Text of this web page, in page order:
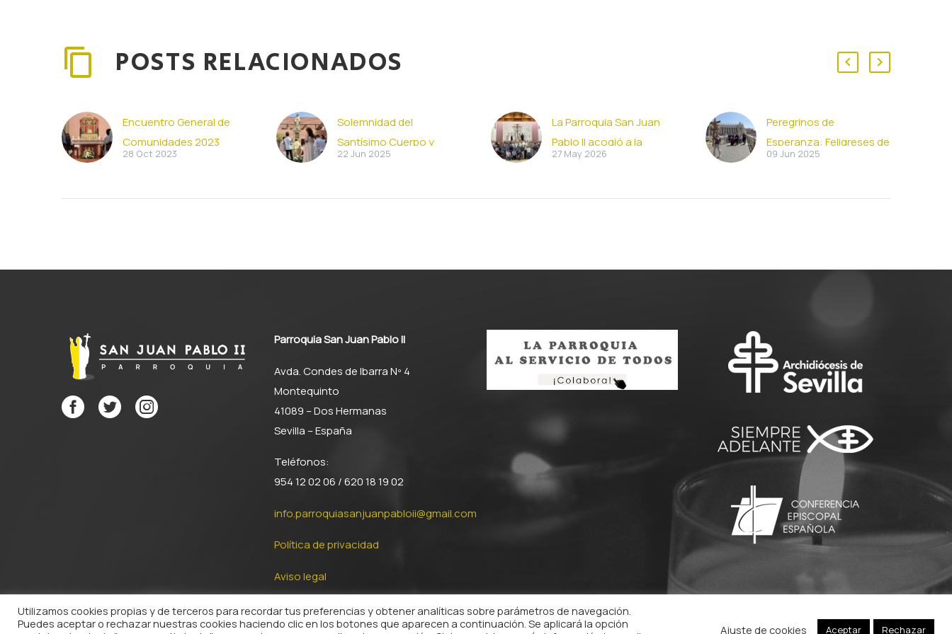
POSTS RELACIONADOS
Encuentro General de
Comunidades 2023
28 Oct 2023
Solemnidad del
Santísimo Cuerpo y
Sangre de Cristo 2025
Pablo II celebró la
22 Jun 2025
La Parroquia San Juan
Pablo II acogió a la
comunidad del
La Parroquia San Juan
27 May 2026
Peregrinos de
Esperanza: Feligreses de
San Juan Pablo II
con motivo del Jubileo
motivo…
09 Jun 2025
Parroquia San Juan Pablo II
Avda. Condes de Ibarra Nº 4
Montequinto
41089 – Dos Hermanas
Sevilla – España
Teléfonos:
954 12 02 06 / 620 18 19 02
info.parroquiasanjuanpabloii@gmail.com
Política de privacidad
Aviso legal
Polític a de cookies
Utilizamos cookies propias y de terceros para recordar tus preferencias y obtener analíticas sobre parámetros de navegación.
Puedes aceptar o rechazar nuestras cookies haciendo clic en los botones que aparecen a continuación. Se aplicará la opción
Ajuste de cookies Aceptar Rechazar